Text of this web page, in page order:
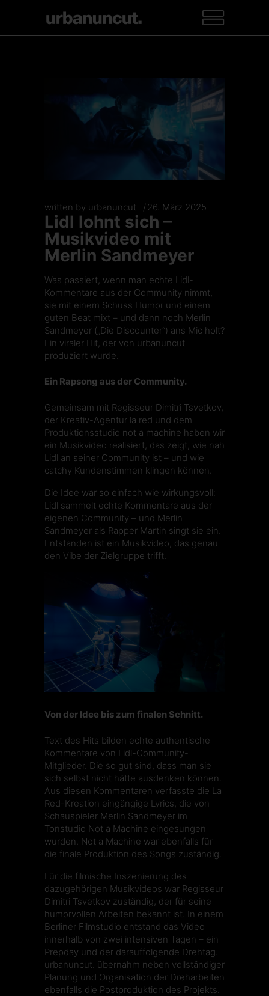
written by urbanuncut 26. März 2025
Lidl lohnt sich –
Musikvideo mit
Merlin Sandmeyer
Was passiert, wenn man echte Lidl-
Kommentare aus der Community nimmt,
sie mit einem Schuss Humor und einem
guten Beat mixt – und dann noch Merlin
Sandmeyer („Die Discounter“) ans Mic holt?
Ein viraler Hit , der von urbanuncut
produziert wurde.
Ein Rapsong aus der Community.
Gemeinsam mit Regisseur Dimitri Tsvetkov
der Kreativ-Agentur la red und dem
Produktionsstudio not a machine haben wir
ein Musikvideo realisiert, das zeigt, wie nah
Lidl an seiner Community ist – und wie
catchy Kundenstimmen klingen können.
Die Idee war so einfach wie wirkungsvoll:
Lidl sammelt echte Kommentare aus der
eigenen Community – und Merlin
Sandmeyer als Rapper Martin singt sie ein.
Entstanden ist ein Musikvideo, das genau
den Vibe der Zielgruppe trifft.
Von der Idee bis zum finalen Schnitt.
Text des Hits bilden echte authentische
Kommentare von Lidl-Community-
Mitglieder. Die so gut sind, dass man sie
sich selbst nicht hätte ausdenken können.
Aus diesen Kommentaren verfasste die La
Red-Kreation eingängige Lyrics, die von
Schauspieler Merlin Sandmeyer im
Tonstudio Not a Machine eingesungen
wurden. Not a Machine war ebenfalls für
die finale Produktion des Songs zuständig.
Für die filmische Inszenierung des
dazugehörigen Musikvideos war Regisseur
Dimitri Tsvetkov zuständig, der für seine
humorvollen Arbeiten bekannt ist. In einem
Berliner Filmstudio entstand das Video
innerhalb von zwei intensiven Tagen – ein
Prepday und der darauffolgende Drehtag.
urbanuncut. übernahm neben vollständiger
Planung und Organisation der Dreharbeiten
ebenfalls die Postproduktion des Projekts.